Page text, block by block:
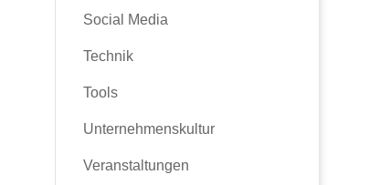
Social Media
Technik
Tools
Unternehmenskultur
Veranstaltungen